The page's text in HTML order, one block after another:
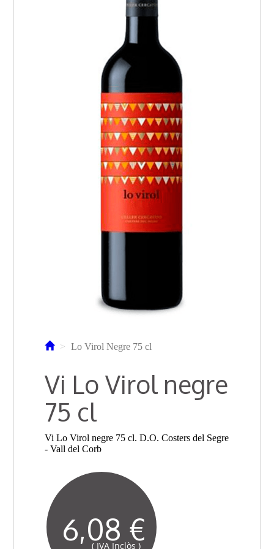
Lo Virol Negre 75 cl
Vi Lo Virol negre
75 cl
Vi Lo Virol negre 75 cl. D.O. Costers del Segre
- Vall del Corb
6,08 €
( IVA Inclòs )